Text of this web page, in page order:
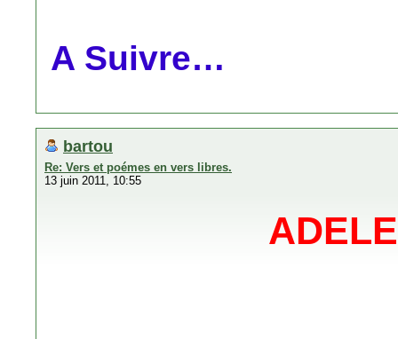
A Suivre…
bartou
Re: Vers et poémes en vers libres.
13 juin 2011, 10:55